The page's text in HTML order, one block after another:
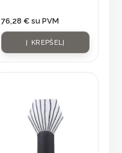
76,28 € su PVM
Į KREPŠELĮ